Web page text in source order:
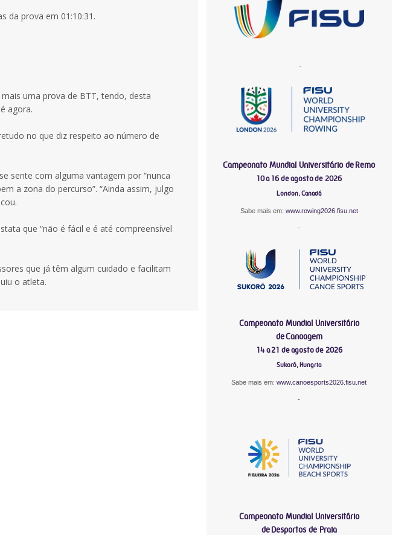
da prova em 01:10:31.
uma prova de BTT, tendo, desta
agora.
no que diz respeito ao número de
sente com alguma vantagem por “nunca
a zona do percurso”. “Ainda assim, julgo
que “não é fácil e é até compreensível
que já têm algum cuidado e facilitam
o atleta.
-
Campeonato Mundial Universitário de Remo
10 a 16 de agosto de 2026
London, Canadá
Sabe mais em: www.rowing2026.fisu.net
-
Campeonato Mundial Universitário
de Canoagem
14 a 21 de agosto de 2026
Sukoró, Hungria
Sabe mais em:www.canoesports2026.fisu.net
-
Campeonato Mundial Universitário
de Desportos de Praia